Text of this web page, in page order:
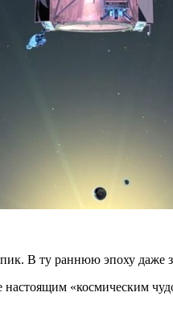
В ту раннюю эпоху даже
настоящим «космическим